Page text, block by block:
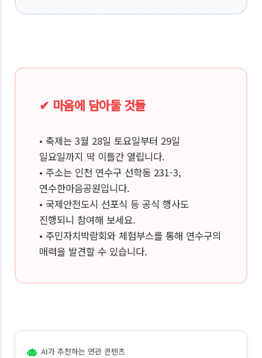
✔ 마음에 담아둘 것들
• 축제는 3월 28일 토요일부터 29일
일요일까지 딱 이틀간 열립니다.
• 주소는 인천 연수구 선학동 231-3,
연수한마음공원입니다.
• 국제안전도시 선포식 등 공식 행사도
진행되니 참여해 보세요.
• 주민자치박람회와 체험부스를 통해 연수구의
매력을 발견할 수 있습니다.
AI가 추천하는 연관 콘텐츠